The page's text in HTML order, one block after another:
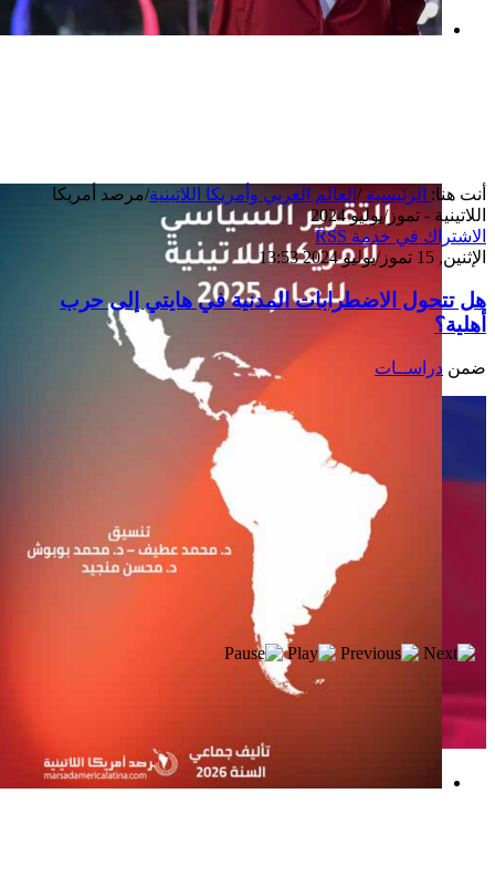
أنت هنا: الرئيسية/ العالم العربي وأمريكا اللاتينية/مرصد أمريكا
اللاتينية - تموز/يوليو 2024
الاشتراك في خدمة RSS
الإثنين, 15 تموز/يوليو 2024 13:53
هل تتحول الاضطرابات المدنية في هايتي إلى حرب
أهلية؟
ضمن دراســات